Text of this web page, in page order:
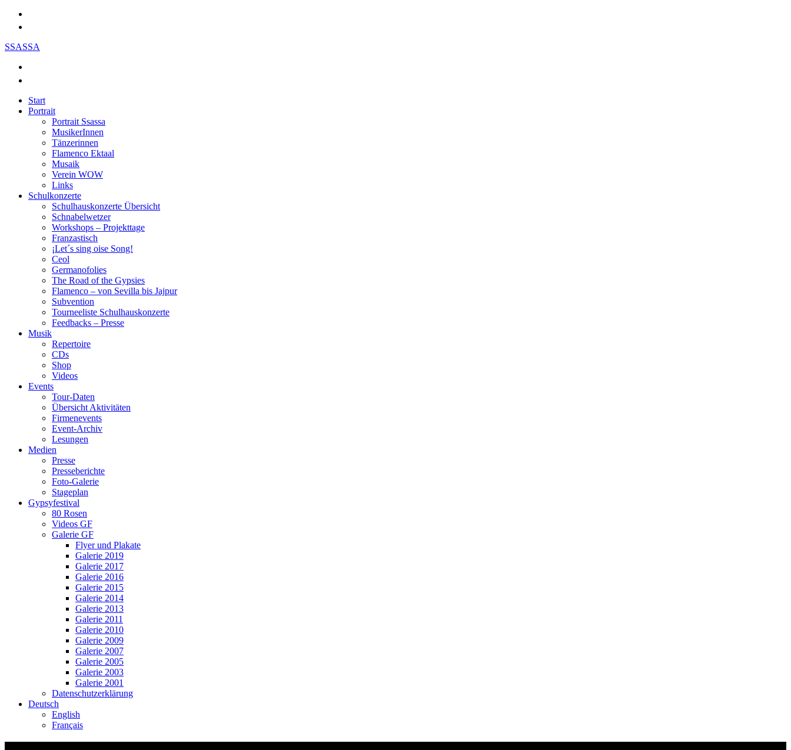
SSASSA
Start
Portrait
Portrait Ssassa
MusikerInnen
Tänzerinnen
Flamenco Ektaal
Musaik
Verein WOW
Links
Schulkonzerte
Schulhauskonzerte Übersicht
Schnabelwetzer
Workshops – Projekttage
Franzastisch
¡Let´s sing oise Song!
Ceol
Germanofolies
The Road of the Gypsies
Flamenco – von Sevilla bis Jajpur
Subvention
Tourneeliste Schulhauskonzerte
Feedbacks – Presse
Musik
Repertoire
CDs
Shop
Videos
Events
Tour-Daten
Übersicht Aktivitäten
Firmenevents
Event-Archiv
Lesungen
Medien
Presse
Presseberichte
Foto-Galerie
Stageplan
Gypsyfestival
80 Rosen
Videos GF
Galerie GF
Flyer und Plakate
Galerie 2019
Galerie 2017
Galerie 2016
Galerie 2015
Galerie 2014
Galerie 2013
Galerie 2011
Galerie 2010
Galerie 2009
Galerie 2007
Galerie 2005
Galerie 2003
Galerie 2001
Datenschutzerklärung
Deutsch
English
Français